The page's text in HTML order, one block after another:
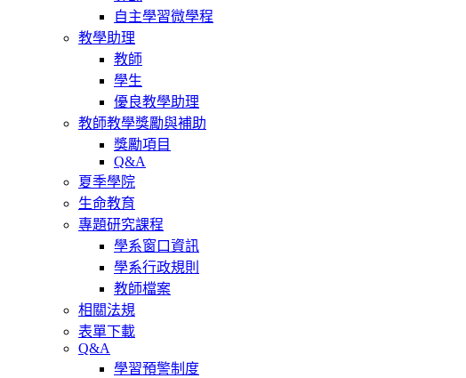
自主學習微學程
教學助理
教師
學生
優良教學助理
教師教學獎勵與補助
獎勵項目
Q&A
夏季學院
生命教育
專題研究課程
學系窗口資訊
學系行政規則
教師檔案
相關法規
表單下載
Q&A
學習預警制度